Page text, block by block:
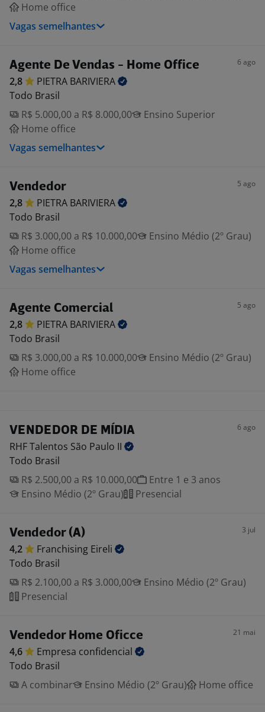
Home office
Vagas semelhantes
Agente De Vendas - Home Office 6 ago
2,8 PIETRA BARIVIERA
Todo Brasil
R$ 5.000,00 a R$ 8.000,00
Ensino Superior
Home office
Vagas semelhantes
Vendedor 5 ago
2,8 PIETRA BARIVIERA
Todo Brasil
R$ 3.000,00 a R$ 10.000,00
Ensino Médio (2º Grau)
Home office
Vagas semelhantes
Agente Comercial 5 ago
2,8 PIETRA BARIVIERA
Todo Brasil
R$ 3.000,00 a R$ 10.000,00
Ensino Médio (2º Grau)
Home office
VENDEDOR DE MÍDIA 6 ago
RHF Talentos São Paulo II
Todo Brasil
R$ 2.500,00 a R$ 10.000,00
Entre 1 e 3 anos
Ensino Médio (2º Grau)
Presencial
Vendedor (A) 3 jul
4,2 Franchising Eireli
Todo Brasil
R$ 2.100,00 a R$ 3.000,00
Ensino Médio (2º Grau)
Presencial
Vendedor Home Oficce 21 mai
4,6 Empresa confidencial
Todo Brasil
A combinar
Ensino Médio (2º Grau) Home office